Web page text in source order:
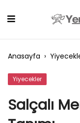
Anasayfa ›
Yiyecekler
Salçalı